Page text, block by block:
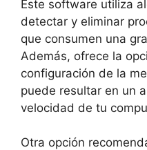
Este software utiliza⁢
detectar ‍y eliminar‍
que‍ consumen una
Además, ofrece la
configuración ‍de la‍
puede resultar en un
velocidad de tu
Otra opción